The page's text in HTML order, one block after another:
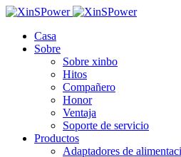
Casa
Sobre
Sobre xinbo
Hitos
Compañero
Honor
Ventaja
Soporte de servicio
Productos
Adaptadores de